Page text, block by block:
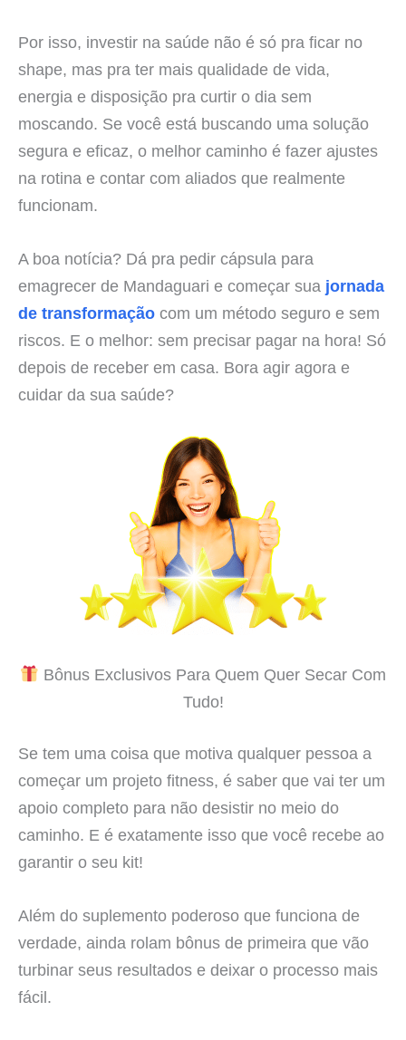
Por isso, investir na saúde não é só pra ficar no
shape, mas pra ter mais qualidade de vida,
energia e disposição pra curtir o dia sem
moscando. Se você está buscando uma solução
segura e eficaz, o melhor caminho é fazer ajustes
na rotina e contar com aliados que realmente
funcionam.
A boa notícia? Dá pra pedir cápsula para
emagrecer de Mandaguari e começar sua jornada
de transformação com um método seguro e sem
riscos. E o melhor: sem precisar pagar na hora! Só
depois de receber em casa. Bora agir agora e
cuidar da sua saúde?
Bônus Exclusivos Para Quem Quer Secar Com
Tudo!
Se tem uma coisa que motiva qualquer pessoa a
começar um projeto fitness, é saber que vai ter um
apoio completo para não desistir no meio do
caminho. E é exatamente isso que você recebe ao
garantir o seu kit!
Além do suplemento poderoso que funciona de
verdade, ainda rolam bônus de primeira que vão
turbinar seus resultados e deixar o processo mais
fácil.